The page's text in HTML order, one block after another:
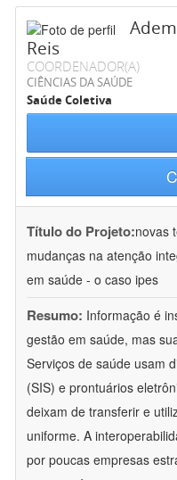
Reis
COORDENADOR(A)
CIÊNCIAS DA SAÚDE
Saúde Coletiva
Título do Projeto:novas
mudanças na atenção
em saúde - o caso ipes
Resumo: Informação é
gestão em saúde, mas
Serviços de saúde usam
(SIS) e prontuários
deixam de transferir e
uniforme. A
por poucas empresas